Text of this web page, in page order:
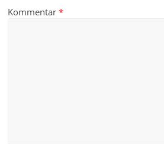
Kommentar*